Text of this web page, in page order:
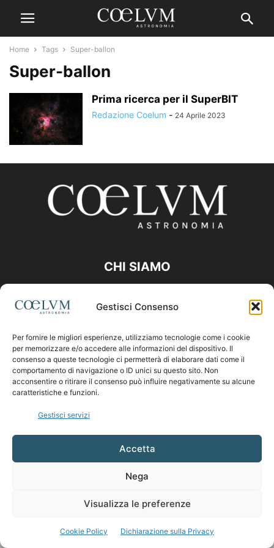
Gestisci Consenso
Per fornire le migliori esperienze, utilizziamo tecnologie come i cookie
per memorizzare e/o accedere alle informazioni del dispositivo. Il
consenso a queste tecnologie ci permetterà di elaborare dati come il
comportamento di navigazione o ID unici su questo sito. Non
acconsentire o ritirare il consenso può influire negativamente su alcune
caratteristiche e funzioni.
Gestisci servizi
Accetta
Nega
Visualizza le preferenze
Cookie Policy Dichiarazione sulla Privacy
Home Tags Super-ballon
Super-ballon
Prima ricerca per il SuperBIT
Redazione Coelum - 24 Aprile 2023
CHI SIAMO
Contattaci:coelumastro@coelum.com
SEGUICI